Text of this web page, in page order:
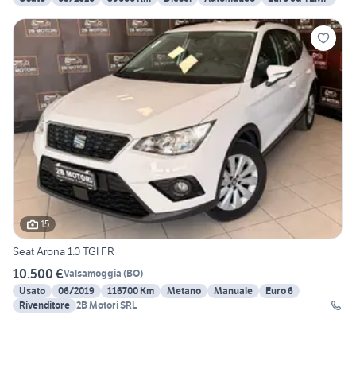
15
Seat Arona 1.0 TGI FR
10.500 €Valsamoggia (BO)
Usato
06/2019 116700 Km Metano Manuale
Euro 6
Rivenditore 2B Motori SRL